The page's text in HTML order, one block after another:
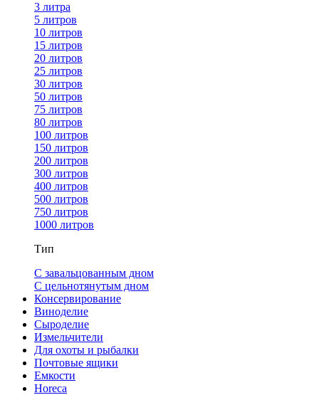
3 литра
5 литров
10 литров
15 литров
20 литров
25 литров
30 литров
50 литров
75 литров
80 литров
100 литров
150 литров
200 литров
300 литров
400 литров
500 литров
750 литров
1000 литров
Тип
С завальцованным дном
С цельнотянутым дном
Консервирование
Виноделие
Сыроделие
Измельчители
Для охоты и рыбалки
Почтовые ящики
Емкости
Horeca